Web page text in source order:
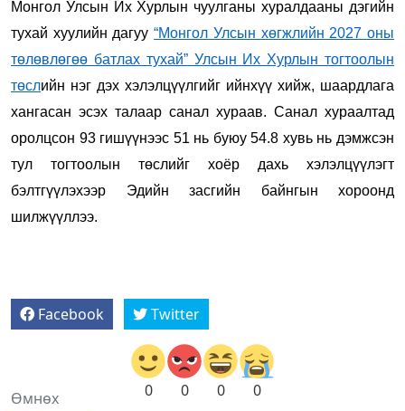
Монгол Улсын Их Хурлын чуулганы хуралдааны дэгийн
тухай хуулийн дагуу“Монгол Улсын хөгжлийн 2027 оны
төлөвлөгөө батлах тухай” Улсын Их Хурлын тогтоолын
төслийн нэг дэх хэлэлцүүлгийг ийнхүү хийж, шаардлага
хангасан эсэх талаар санал хураав. Санал хураалтад
оролцсон 93 гишүүнээс 51 нь буюу 54.8 хувь нь дэмжсэн
тул тогтоолын төслийг хоёр дахь хэлэлцүүлэгт
бэлтгүүлэхээр Эдийн засгийн байнгын хороонд
шилжүүллээ.
Facebook Twitter
0 0 0 0
Өмнөх